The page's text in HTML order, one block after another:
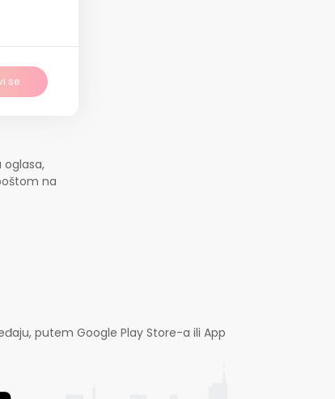
se
na
putem Google Play Store-a ili App